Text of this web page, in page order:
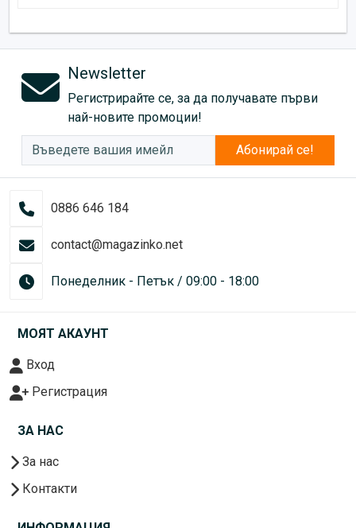
Newsletter
Регистрирайте се, за да получавате първи
най-новите промоции!
Абонирай се!
0886 646 184
contact@magazinko.net
Понеделник - Петък / 09:00 - 18:00
МОЯТ АКАУНТ
Вход
Регистрация
ЗА НАС
За нас
Контакти